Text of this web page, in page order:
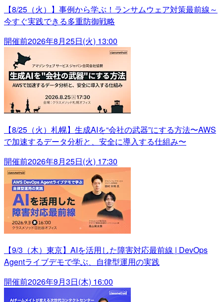
【8/25（火）】事例から学ぶ！ランサムウェア対策最前線～
今すぐ実践できる多重防御戦略
開催前2026年8月25日(火) 13:00
【8/25（火）札幌】生成AIを“会社の武器”にする方法〜AWS
で加速するデータ分析と、安全に導入する仕組み〜
開催前2026年8月25日(火) 17:30
【9/3（木）東京】AIを活用した障害対応最前線 | DevOps
Agentライブデモで学ぶ、自律型運用の実践
開催前2026年9月3日(木) 16:00